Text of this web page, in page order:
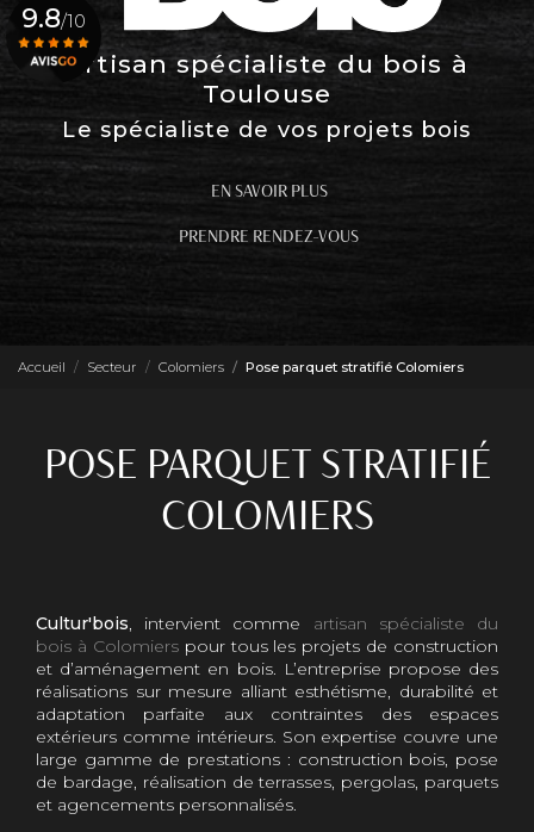
Artisan spécialiste du bois à
Toulouse
Le spécialiste de vos projets bois
EN SAVOIR PLUS
PRENDRE RENDEZ-VOUS
9.8/10
Accueil Secteur Colomiers Pose parquet stratifié Colomiers
POSE PARQUET STRATIFIÉ
COLOMIERS
Cultur'bois, intervient comme artisan spécialiste du
bois à Colomierspour tous les projets de construction
et d’aménagement en bois. L’entreprise propose des
réalisations sur mesure alliant esthétisme, durabilité et
adaptation parfaite aux contraintes des espaces
extérieurs comme intérieurs. Son expertise couvre une
large gamme de prestations : construction bois, pose
de bardage, réalisation de terrasses, pergolas, parquets
et agencements personnalisés.